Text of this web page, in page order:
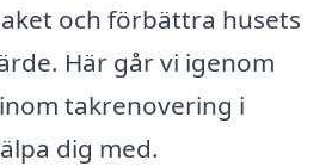
och förbättra husets
Här går vi igenom
takrenovering i
dig med.